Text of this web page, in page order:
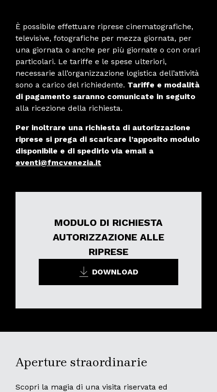
È possibile effettuare riprese cinematografiche,
televisive, fotografiche per mezza giornata, per
una giornata o anche per più giornate o con orari
particolari. Le tariffe e le spese ulteriori,
necessarie all’organizzazione logistica dell’attività
sono a carico del richiedente. Tariffe e modalità
di pagamento saranno comunicate in seguito
alla ricezione della richiesta.
Per inoltrare una richiesta di autorizzazione
riprese si prega di scaricare l’apposito modulo
disponibile e di spedirlo via email a
eventi@fmcvenezia.it
MODULO DI RICHIESTA
AUTORIZZAZIONE ALLE
RIPRESE
DOWNLOAD
Aperture straordinarie
Scopri la magia di una visita riservata ed